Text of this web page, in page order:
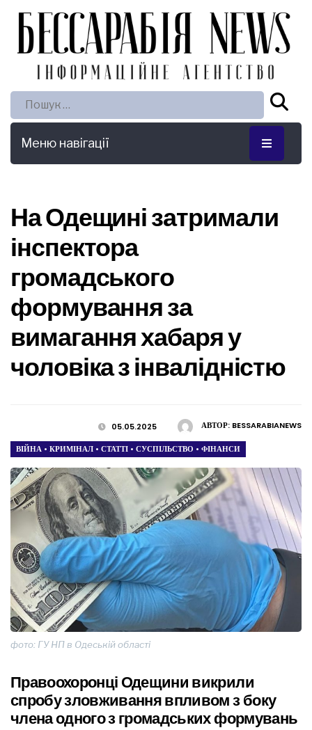
Пошук:
Меню навігації
На Одещині затримали
інспектора
громадського
формування за
вимагання хабаря у
чоловіка з інвалідністю
АВТОР: BESSARABIANEWS
05.05.2025
ВІЙНА • КРИМІНАЛ • СТАТТІ • СУСПІЛЬСТВО • ФІНАНСИ
фото: ГУ НП в Одеській області
Правоохоронці Одещини викрили
спробу зловживання впливом з боку
члена одного з громадських формувань